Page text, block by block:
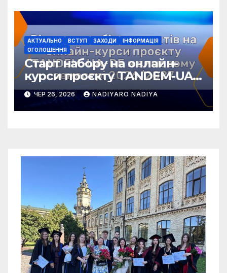
АКТУАЛЬНО ВСТУП ЗАХОДИ
ІНФОРМАЦІЯ
ОГОЛОШЕННЯ
Старт набору на онлайн-
курси проєкту TANDEM-UA-
DE у зимовому семестрі
2026/2027!
ЧЕР 26, 2026 NADIYARO NADIYA